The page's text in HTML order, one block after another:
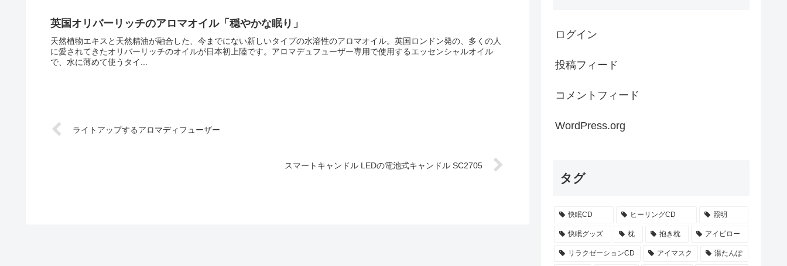
英国オリバーリッチのアロマオイル「穏やかな眠り」
天然植物エキスと天然精油が融合した、今までにない新しいタイプの水溶性のアロマオイル。英国ロンドン発の、多くの人
に愛されてきたオリバーリッチのオイルが日本初上陸です。アロマデュフューザー専用で使用するエッセンシャルオイル
で、水に薄めて使うタイ...
ライトアップするアロマディフューザー
スマートキャンドル LEDの電池式キャンドル SC2705
ログイン
投稿フィード
コメントフィード
WordPress.org
タグ
快眠CD ヒーリングCD 照明
快眠グッズ 枕 抱き枕 アイピロー
リラクゼーションCD アイマスク 湯たんぽ